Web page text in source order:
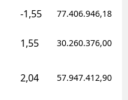
-1,55 77.406.946,18
1,55 30.260.376,00
2,04 57.947.412,90